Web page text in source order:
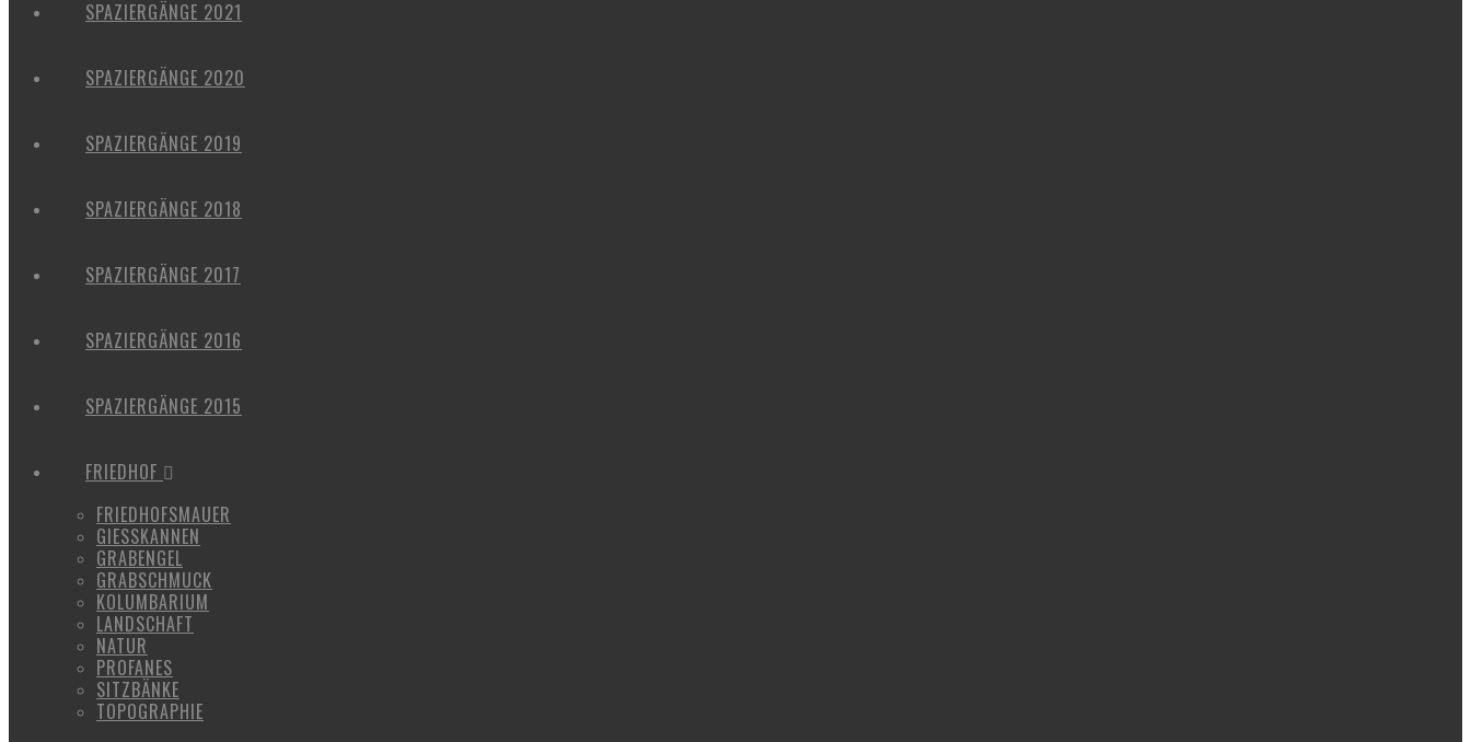
SPAZIERGÄNGE 2021
SPAZIERGÄNGE 2020
SPAZIERGÄNGE 2019
SPAZIERGÄNGE 2018
SPAZIERGÄNGE 2017
SPAZIERGÄNGE 2016
SPAZIERGÄNGE 2015
FRIEDHOF
FRIEDHOFSMAUER
GIESSKANNEN
GRABENGEL
GRABSCHMUCK
KOLUMBARIUM
LANDSCHAFT
NATUR
PROFANES
SITZBÄNKE
TOPOGRAPHIE